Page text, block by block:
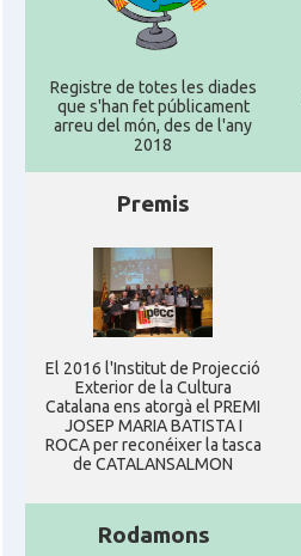
Registre de totes les diades
que s'han fet públicament
arreu del món, des de l'any
2018
Premis
El 2016 l'Institut de Projecció
Exterior de la Cultura
Catalana ens atorgà el PREMI
JOSEP MARIA BATISTA I
ROCA per reconéixer la tasca
de CATALANSALMON
Rodamons